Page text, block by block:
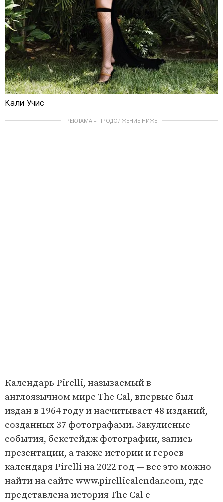
Кали Учис
РЕКЛАМА – ПРОДОЛЖЕНИЕ НИЖЕ
Календарь Pirelli, называемый в
англоязычном мире The Cal, впервые был
издан в 1964 году и насчитывает 48 изданий,
созданных 37 фотографами. Закулисные
события, бекстейдж фотографии, запись
презентации, а также истории и героев
календаря Pirelli на 2022 год — все это можно
найти на сайте www.pirellicalendar.com, где
представлена история The Cal с